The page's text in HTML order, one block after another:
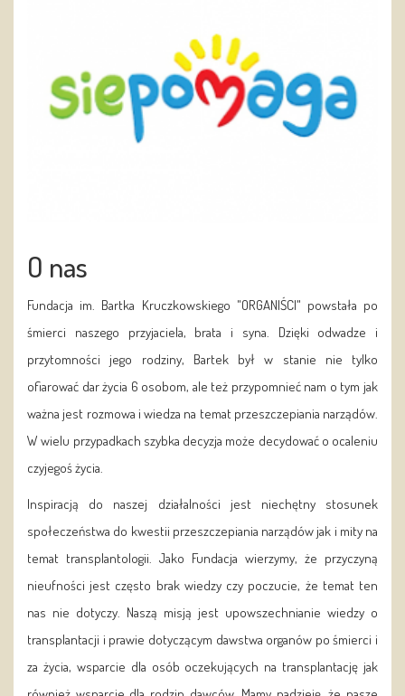
O nas
Fundacja im. Bartka Kruczkowskiego "ORGANIŚCI" powstała po
śmierci naszego przyjaciela, brata i syna. Dzięki odwadze i
przytomności jego rodziny, Bartek był w stanie nie tylko
ofiarować dar życia 6 osobom, ale też przypomnieć nam o tym jak
ważna jest rozmowa i wiedza na temat przeszczepiania narządów.
W wielu przypadkach szybka decyzja może decydować o ocaleniu
czyjegoś życia.
Inspiracją do naszej działalności jest niechętny stosunek
społeczeństwa do kwestii przeszczepiania narządów jak i mity na
temat transplantologii. Jako Fundacja wierzymy, że przyczyną
nieufności jest często brak wiedzy czy poczucie, że temat ten
nas nie dotyczy. Naszą misją jest upowszechnianie wiedzy o
transplantacji i prawie dotyczącym dawstwa organów po śmierci i
za życia, wsparcie dla osób oczekujących na transplantację jak